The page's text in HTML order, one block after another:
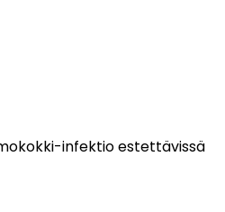
infektio estettävissä